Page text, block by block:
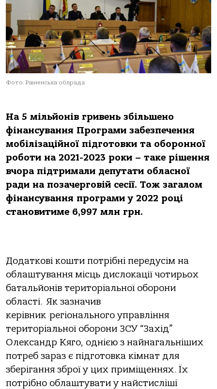
Фото: Рівненська облрада
На 5 мільйонів гривень збільшено
фінансування Програми забезпечення
мобілізаційної підготовки та оборонної
роботи на 2021-2023 роки – таке рішення
вчора підтримали депутати обласної
ради на позачерговій сесії. Тож загалом
фінансування програми у 2022 році
становитиме 6,997 млн грн.
Додаткові кошти потрібні передусім на
облаштування місць дислокації чотирьох
батальйонів територіальної оборони
області. Як зазначив
керівник регіонального управління
територіальної оборони ЗСУ “Захід”
Олександр Кяго, однією з найнагальніших
потреб зараз є підготовка кімнат для
зберігання зброї у цих приміщеннях. Їх
потрібно облаштувати у найстисліші